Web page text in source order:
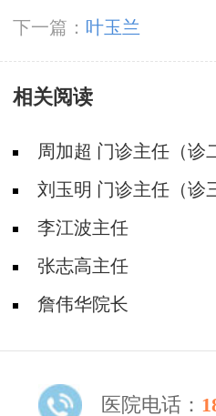
下一篇： 叶玉兰
相关阅读
周加超 门诊主任（诊
刘玉明 门诊主任（诊
李江波主任
张志高主任
詹伟华院长
医院电话：